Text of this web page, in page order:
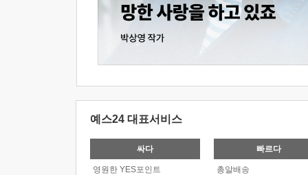
예스24 대표서비스
싸다
영원한 YES포인트
빠르다
총알배송